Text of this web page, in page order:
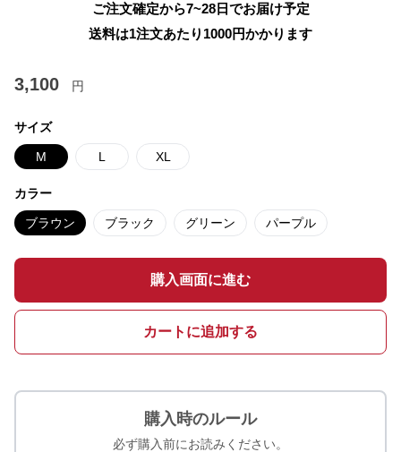
ご注文確定から7~28日でお届け予定
送料は1注文あたり 1000円かかります
3,100 円
サイズ
M L XL
カラー
ブラウン ブラック グリーン パープル
購入画面に進む
カートに追加する
購入時のルール
必ず購入前にお読みください。